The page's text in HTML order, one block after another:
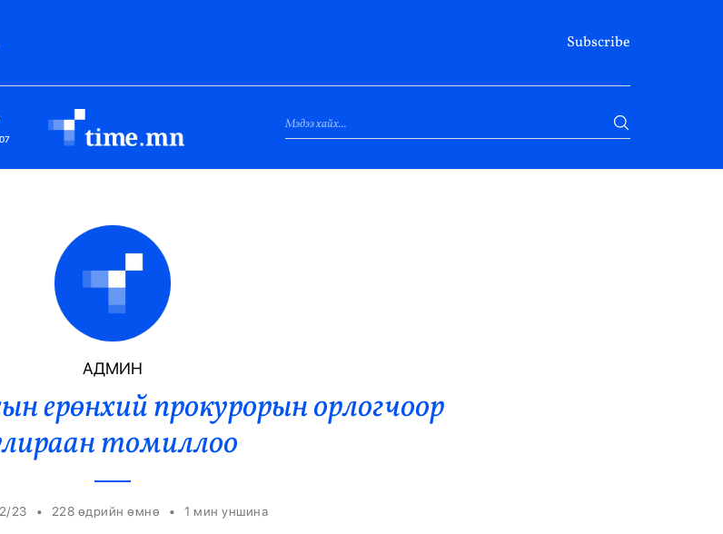
Subscribe
Харилцаа
Сайд
Газар
АДМИН
ерөнхий прокурорын орлогчоор
томиллоо
23 • 228 өдрийн өмнө • 1 мин уншина